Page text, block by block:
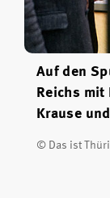
Auf den
Reichs mit
Krause
© Das ist